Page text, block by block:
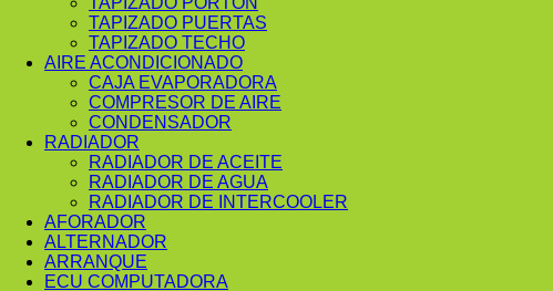
TAPIZADO PUERTAS
TAPIZADO TECHO
AIRE ACONDICIONADO
CAJA EVAPORADORA
COMPRESOR DE AIRE
CONDENSADOR
RADIADOR
RADIADOR DE ACEITE
RADIADOR DE AGUA
RADIADOR DE INTERCOOLER
AFORADOR
ALTERNADOR
ARRANQUE
ECU COMPUTADORA